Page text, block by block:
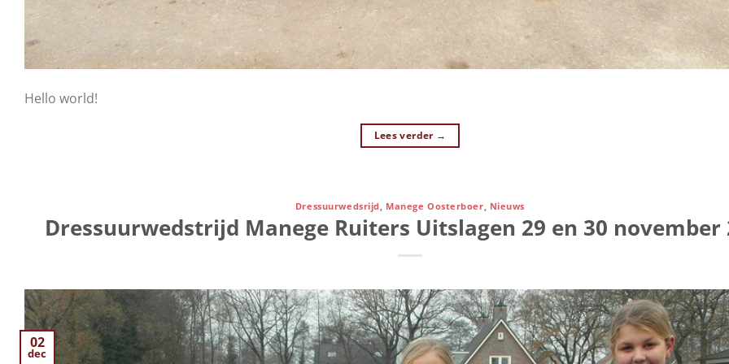
Hello world!
Lees verder →
Dressuurwedsrijd Manege Oosterboer Nieuws
Dressuurwedstrijd Manege Ruiters Uitslagen 29 en 30 november
02
dec